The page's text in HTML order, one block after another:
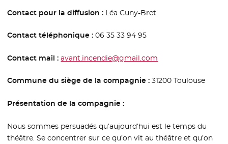
Contact pour la diffusion : Léa Cuny-Bret
Contact téléphonique :06 35 33 94 95
Contact mail :avant.incendie@gmail.com
Commune du siège de la compagnie :31200 Toulouse
Présentation de la compagnie :
Nous sommes persuadés qu’aujourd’hui est le temps du
théâtre. Se concentrer sur ce qu’on vit au théâtre et qu’on